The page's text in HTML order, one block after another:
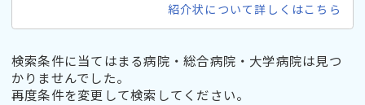
紹介状について詳しくはこちら
検索条件に当てはまる病院・総合病院・大学病院は見つ
かりませんでした。
再度条件を変更して検索してください。